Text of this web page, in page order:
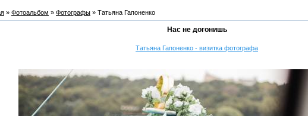
» Фотоальбом » Фотографы » Татьяна Гапоненко
Нас не догонишь
Татьяна Гапоненко - визитка фотографа